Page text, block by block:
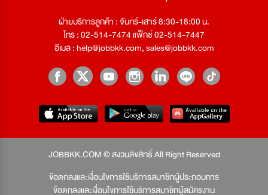
ฝ่ายบริการลูกค้า : จันทร์-เสาร์ 8:30-18:00 น.
โทร : 02-514-7474 แฟ็กซ์ 02-514-7447
อีเมล :help@jobbkk.com,sales@jobbkk.com
JOBBKK.COM © สงวนลิขสิทธิ์ All Right Reserved
ข้อตกลงและเงื่อนไขการใช้บริการสมาชิกผู้ประกอบการ
ข้อตกลงและเงื่อนไขการใช้บริการสมาชิกผู้สมัครงาน